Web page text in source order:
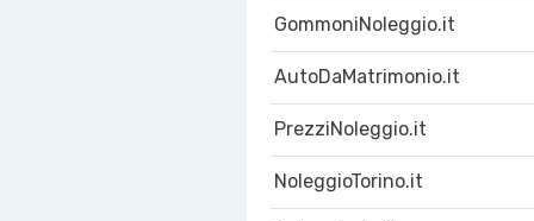
GommoniNoleggio.it
AutoDaMatrimonio.it
PrezziNoleggio.it
NoleggioTorino.it